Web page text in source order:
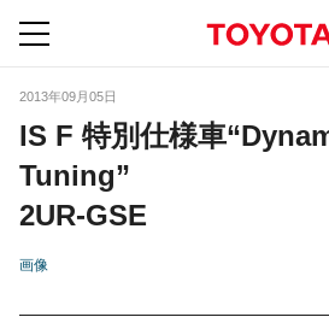
2013年09月05日
IS F 特別仕様車
Tuning”
2UR-GSE
画像